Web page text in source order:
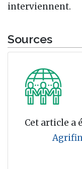
interviennent.
Sources
Cet article a